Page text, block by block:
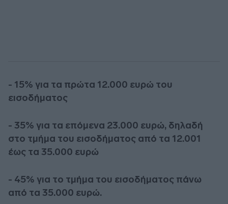
- 15% για τα πρώτα 12.000 ευρώ του
εισοδήματος
- 35% για τα επόμενα 23.000 ευρώ, δηλαδή
στο τμήμα του εισοδήματος από τα 12.001
έως τα 35.000 ευρώ
- 45% για το τμήμα του εισοδήματος πάνω
από τα 35.000 ευρώ.